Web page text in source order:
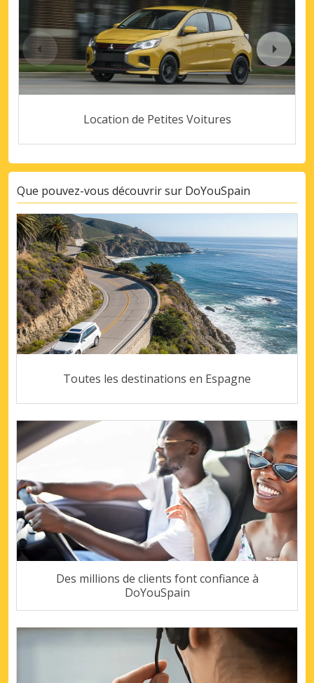
Location de Petites Voitures
Que pouvez-vous découvrir sur DoYouSpain
Toutes les destinations en Espagne
Des millions de clients font confiance à
DoYouSpain